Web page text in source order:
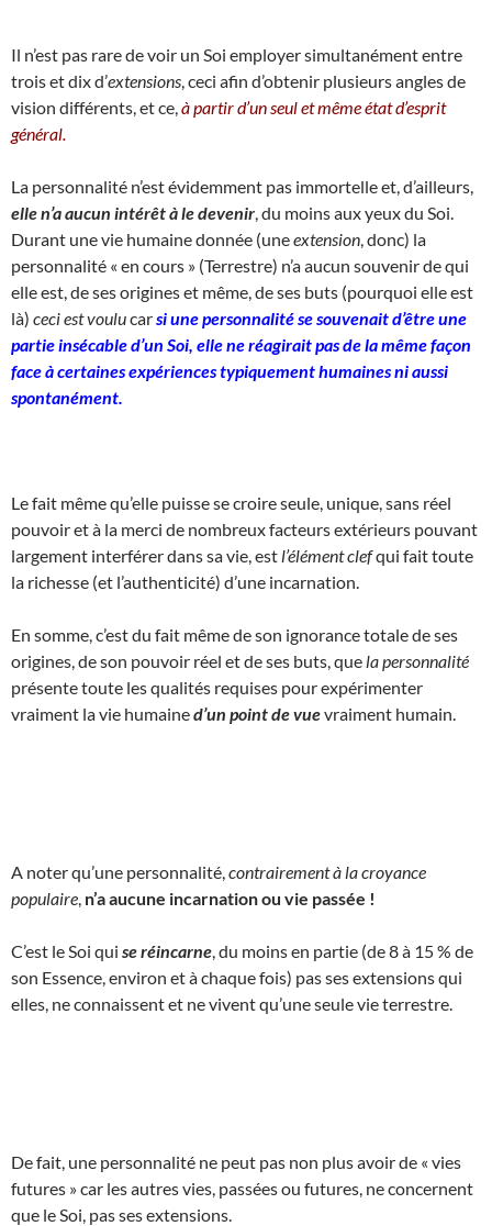
Il n’est pas rare de voir un Soi employer simultanément entre
trois et dix d’extensions , ceci afin d’obtenir plusieurs angles de
vision différents, et ce, à partir d’un seul et même état d’esprit
général.
La personnalité n’est évidemment pas immortelle et, d’ailleurs,
elle n’a aucun intérêt à le devenir , du moins aux yeux du Soi.
Durant une vie humaine donnée (uneextension , donc) la
personnalité « en cours » (Terrestre) n’a aucun souvenir de qui
elle est, de ses origines et même, de ses buts (pourquoi elle est
là) ceci est voulucarsi une personnalité se souvenait d’être une
partie insécable d’un Soi, elle ne réagirait pas de la même façon
face à certaines expériences typiquement humaines ni aussi
spontanément.
Le fait même qu’elle puisse se croire seule, unique, sans réel
pouvoir et à la merci de nombreux facteurs extérieurs pouvant
largement interférer dans sa vie, est l’élément clefqui fait toute
la richesse (et l’authenticité) d’une incarnation.
En somme, c’est du fait même de son ignorance totale de ses
origines, de son pouvoir réel et de ses buts, que la personnalité
présente toute les qualités requises pour expérimenter
vraiment la vie humained’un point de vuevraiment humain.
A noter qu’une personnalité, contrairement à la croyance
populaire n’a aucune incarnation ou vie passée !
C’est le Soi qui se réincarne , du moins en partie (de 8 à 15 % de
son Essence, environ et à chaque fois) pas ses extensions qui
elles, ne connaissent et ne vivent qu’une seule vie terrestre.
De fait, une personnalité ne peut pas non plus avoir de « vies
futures » car les autres vies, passées ou futures, ne concernent
que le Soi, pas ses extensions.